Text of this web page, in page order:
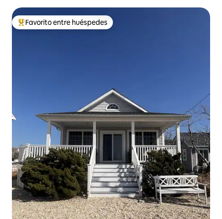
Favorito entre huéspedes preferido
Favorito entre huéspedes